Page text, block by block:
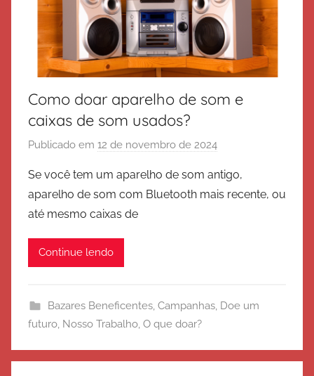
Como doar aparelho de som e
caixas de som usados?
Publicado em 12 de novembro de 2024
r
E
e
Se você tem um aparelho de som antigo,
aparelho de som com Bluetooth mais recente, ou
até mesmo caixas de
Continue lendo
Bazares Beneficentes, Campanhas, Doe um
futuro, Nosso Trabalho, O que doar?